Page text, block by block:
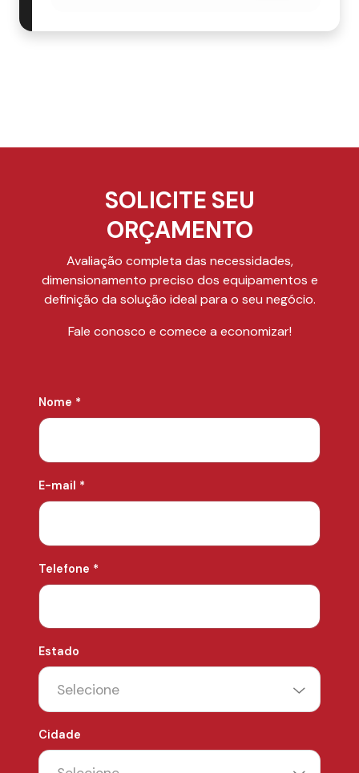
SOLICITE SEU
ORÇAMENTO
Avaliação completa das necessidades,
dimensionamento preciso dos equipamentos e
definição da solução ideal para o seu negócio.
Fale conosco e comece a economizar!
Nome *
E-mail *
Telefone *
Estado
Cidade